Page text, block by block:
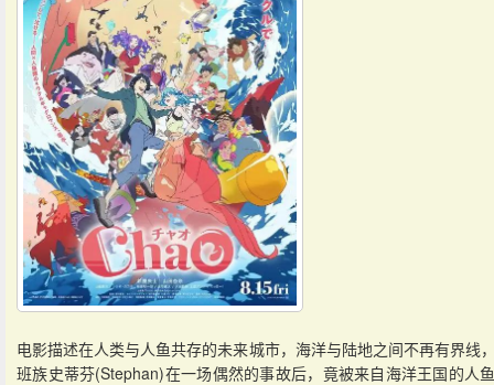
电影描述在人类与人鱼共存的未来城市，海洋与陆地之间不再有界线
班族史蒂芬(Stephan)在一场偶然的事故后，竟被来自海洋王国的人